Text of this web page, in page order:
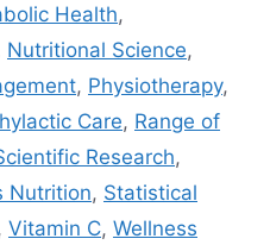
Health,
Nutritional Science,
, Physiotherapy,
Care, Range of
Research,
Nutrition, Statistical
, Vitamin C, Wellness